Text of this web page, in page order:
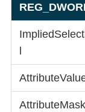
AttributeMask